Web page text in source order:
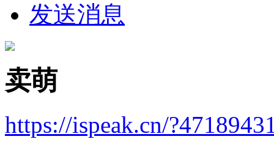
发送消息
卖萌
https://ispeak.cn/